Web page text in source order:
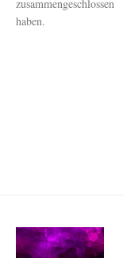
zusammengeschlossen
haben.